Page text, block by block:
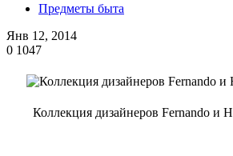
Предметы быта
Янв 12, 2014
0 1047
Коллекция дизайнеров Fernando и